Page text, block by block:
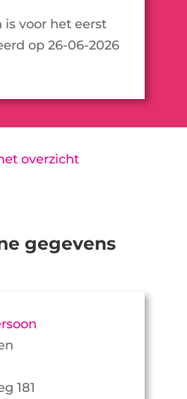
is voor het eerst
op 26-06-2026
overzicht
gegevens
181